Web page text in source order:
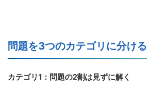
問題を3つのカテゴリに分ける
カテゴリ1：問題の2割は見ずに解く